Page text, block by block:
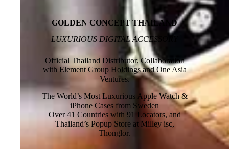
GOLDEN CONCEPT THAILAND
LUXURIOUS DIGITAL ACCESSORY
Official Thailand Distributor, Collaboration
with Element Group Holdings and One Asia
Ventures.
The World’s Most Luxurious Apple Watch &
iPhone Cases from Sweden
Over 41 Countries with 91 Locators, and
Thailand’s Popup Store at Milley isc,
Thonglor.